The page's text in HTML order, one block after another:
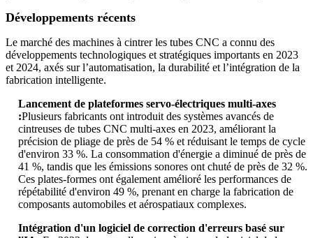
Développements récents
Le marché des machines à cintrer les tubes CNC a connu des
développements technologiques et stratégiques importants en 2023
et 2024, axés sur l’automatisation, la durabilité et l’intégration de la
fabrication intelligente.
Lancement de plateformes servo-électriques multi-axes
:Plusieurs fabricants ont introduit des systèmes avancés de
cintreuses de tubes CNC multi-axes en 2023, améliorant la
précision de pliage de près de 54 % et réduisant le temps de cycle
d'environ 33 %. La consommation d'énergie a diminué de près de
41 %, tandis que les émissions sonores ont chuté de près de 32 %.
Ces plates-formes ont également amélioré les performances de
répétabilité d'environ 49 %, prenant en charge la fabrication de
composants automobiles et aérospatiaux complexes.
Intégration d'un logiciel de correction d'erreurs basé sur